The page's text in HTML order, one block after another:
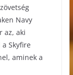
Navy
az, aki
Skyfire
aminek a